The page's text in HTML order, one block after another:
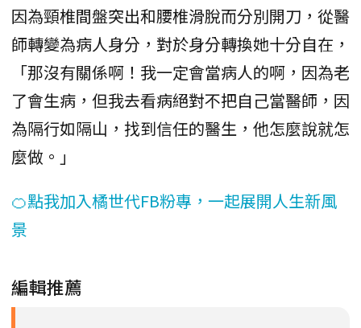
因為頸椎間盤突出和腰椎滑脫而分別開刀，從醫
師轉變為病人身分，對於身分轉換她十分自在，
「那沒有關係啊！我一定會當病人的啊，因為老
了會生病，但我去看病絕對不把自己當醫師，因
為隔行如隔山，找到信任的醫生，他怎麼說就怎
麼做。」
🍊點我加入橘世代FB粉專，一起展開人生新風
景
編輯推薦